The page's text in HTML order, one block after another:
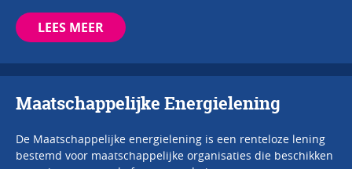
LEES MEER
Maatschappelijke Energielening
De Maatschappelijke energielening is een renteloze lening
bestemd voor maatschappelijke organisaties die beschikken